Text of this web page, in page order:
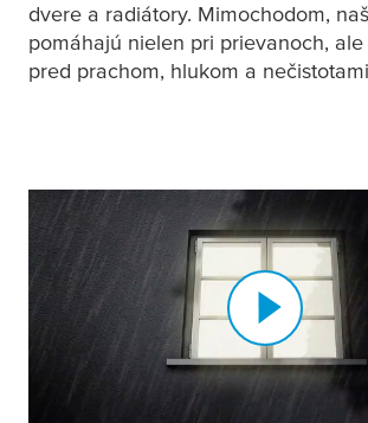
dvere a radiátory. Mimochodom,
pomáhajú nielen pri prievanoch,
pred prachom, hlukom a